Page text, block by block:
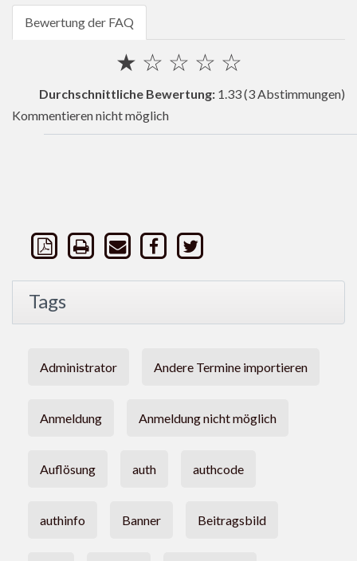
Bewertung der FAQ
☆
☆
☆
☆
★
Durchschnittliche Bewertung: 1.33(3 Abstimmungen)
Kommentieren nicht möglich
Tags
Administrator Andere Termine importieren
Anmeldung Anmeldung nicht möglich
Auflösung auth authcode
authinfo Banner Beitragsbild